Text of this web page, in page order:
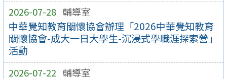
2026-07-28 輔導室
中華覺知教育關懷協會辦理「2026中華覺知教育
關懷協會-成大一日大學生-沉浸式學職涯探索營」
活動
2026-07-22 輔導室